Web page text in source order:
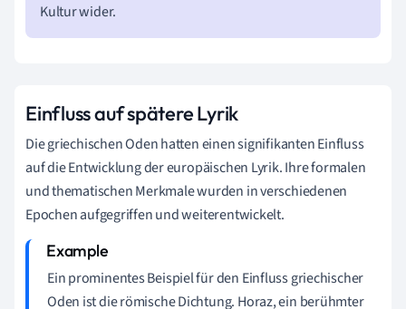
Kultur wider.
Einfluss auf spätere Lyrik
Die griechischen Oden hatten einen signifikanten Einfluss
auf die Entwicklung der europäischen Lyrik. Ihre formalen
und thematischen Merkmale wurden in verschiedenen
Epochen aufgegriffen und weiterentwickelt.
Ein prominentes Beispiel für den Einfluss griechischer
Oden ist die römische Dichtung. Horaz, ein berühmter